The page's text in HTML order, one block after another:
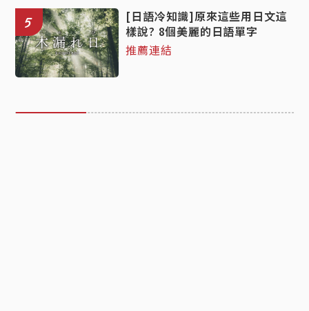
5
[日語冷知識]原來這些用日文這
樣說? 8個美麗的日語單字
推薦連結